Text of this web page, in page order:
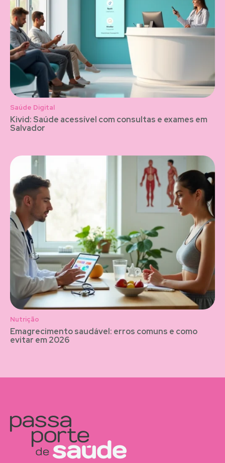
Saúde Digital
Kivid: Saúde acessível com consultas e exames em
Salvador
Nutrição
Emagrecimento saudável: erros comuns e como
evitar em 2026